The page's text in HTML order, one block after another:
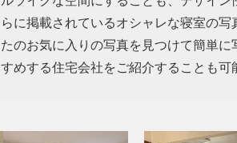
に掲載されているオシャレな寝室の
のお気に入りの写真を見つけて簡単
めする住宅会社をご紹介することも可